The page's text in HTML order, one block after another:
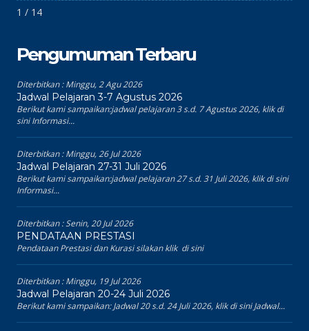
1 / 14
Pengumuman Terbaru
Diterbitkan :Minggu, 2 Agu 2026
Jadwal Pelajaran 3-7 Agustus 2026
Berikut kami sampaikan:jadwal pelajaran 3 s.d. 7 Agustus 2026, klik di
sini Informasi...
Diterbitkan :Minggu, 26 Jul 2026
Jadwal Pelajaran 27-31 Juli 2026
Berikut kami sampaikan:jadwal pelajaran 27 s.d. 31 Juli 2026, klik di sini
Informasi...
Diterbitkan :Senin, 20 Jul 2026
PENDATAAN PRESTASI
Pendataan Prestasi dan Kurasi silakan klik di sini
Diterbitkan :Minggu, 19 Jul 2026
Jadwal Pelajaran 20-24 Juli 2026
Berikut kami sampaikan: Jadwal 20 s.d. 24 Juli 2026, klik di sini Jadwal...